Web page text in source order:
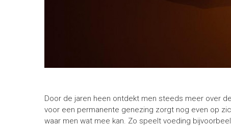
Door de jaren heen ontdekt men steeds meer over
voor een permanente genezing zorgt nog even op
waar men wat mee kan. Zo speelt voeding